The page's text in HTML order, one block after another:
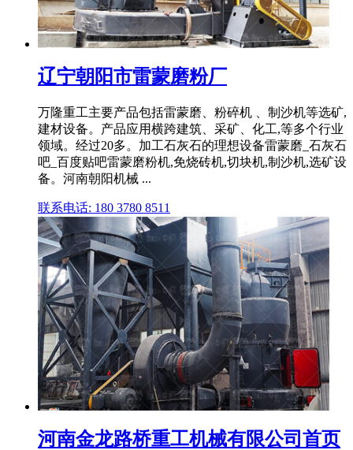
辽宁朝阳市雷蒙磨粉厂
万隆重工主要产品包括雷蒙磨、粉碎机 、制沙机等选矿,
建材设备。产品应用横跨建筑、采矿、化工,等多个行业
领域。经过20多。加工石灰石的理想设备雷蒙磨_石灰石
吧_百度贴吧雷蒙磨粉机,免烧砖机,切块机,制沙机,选矿设
备。河南朝阳机械 ...
联系电话: 180 3780 8511
河南金龙路桥重工机械有限公司首页